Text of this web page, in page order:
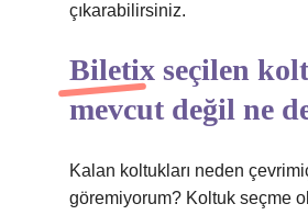
çıkarabilirsiniz.
Biletix seçilen
mevcut değil ne
Kalan koltukları neden
göremiyorum? Koltuk seçme